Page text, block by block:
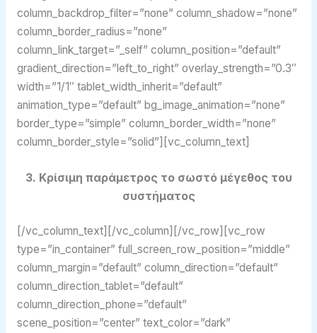
column_backdrop_filter=”none” column_shadow=”none”
column_border_radius=”none”
column_link_target=”_self” column_position=”default”
gradient_direction=”left_to_right” overlay_strength=”0.3″
width=”1/1″ tablet_width_inherit=”default”
animation_type=”default” bg_image_animation=”none”
border_type=”simple” column_border_width=”none”
column_border_style=”solid”][vc_column_text]
3. Κρίσιμη παράμετρος το σωστό μέγεθος του
συστήματος
[/vc_column_text][/vc_column][/vc_row][vc_row
type=”in_container” full_screen_row_position=”middle”
column_margin=”default” column_direction=”default”
column_direction_tablet=”default”
column_direction_phone=”default”
scene_position=”center” text_color=”dark”